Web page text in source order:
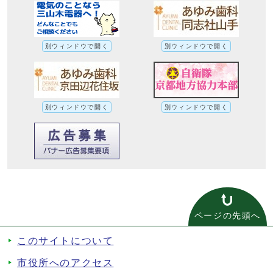
別ウィンドウで開く 別ウィンドウで開く
別ウィンドウで開く 別ウィンドウで開く
ページの先頭へ
このサイトについて
市役所へのアクセス